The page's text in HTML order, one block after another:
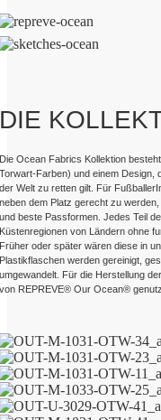
DIE
Die Ocean Fabrics Kollektion
Torwart-Farben) und einem Design,
der Welt zu retten gilt. Für
neben dem Platz gerecht zu
und beste Passformen.Jedes Teil
Küstenregionen von Ländern ohne
Früher oder später wären diese in
Plastikflaschen werden gereinigt,
umgewandelt. Für die Herstellung
von REPREVE® Our Ocean®